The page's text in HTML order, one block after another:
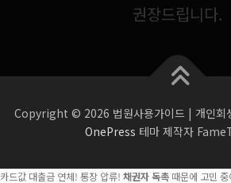
권장드립니다.
Copyright © 2026 법원사용가이드 | 개인회
OnePress 테마 제작자
카드값 대출금 연체! 통장 압류! 채권자 독촉 때문에 고민